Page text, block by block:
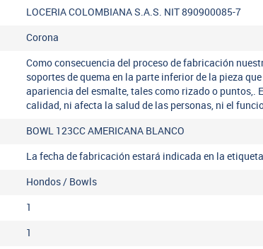
LOCERIA COLOMBIANA S.A.S. NIT 890900085-7
Corona
Como consecuencia del proceso de fabricación
soportes de quema en la parte inferior de la pieza
apariencia del esmalte, tales como rizado o puntos,.
calidad, ni afecta la salud de las personas, ni el
BOWL 123CC AMERICANA BLANCO
La fecha de fabricación estará indicada en la
Hondos / Bowls
1
1